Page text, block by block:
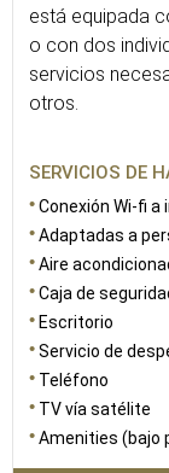
está equipada
o con dos
servicios
otros.
SERVICIOS DE
Conexión Wi-fi a
Adaptadas a
Aire
Caja de
Escritorio
Servicio de
Teléfono
TV vía satélite
Amenities (bajo